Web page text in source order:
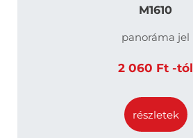
M1610
panoráma jel
2 060 Ft -tól
részletek